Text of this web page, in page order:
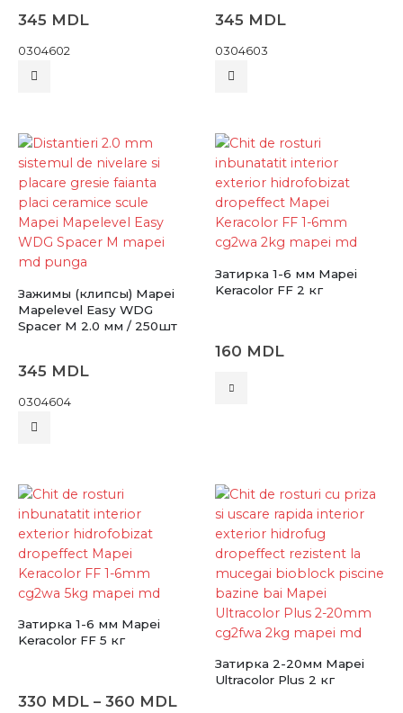
345 MDL
0304602
345 MDL
0304603
Зажимы (клипсы) Mapei
Mapelevel Easy WDG
Spacer M 2.0 мм / 250шт
345 MDL
0304604
Затирка 1-6 мм Mapei
Keracolor FF 2 кг
160 MDL
можно
выбрать
на
странице
товара.
Затирка 1-6 мм Mapei
Keracolor FF 5 кг
330 MDL – 360 MDLДиапазон
Затирка 2-20мм Mapei
Ultracolor Plus 2 кг